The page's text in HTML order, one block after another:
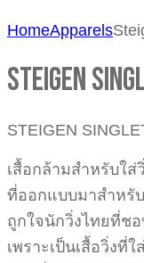
HomeApparels
Steigen
STEIGEN
เสื้อกล้ามสำหรับใส่
ที่ออกแบบมาสำหรั
ถูกใจนักวิ่งไทยที่ช
เพราะเป็นเสื้อวิ่งที่